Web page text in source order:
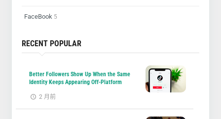
FaceBook 5
RECENT POPULAR
Better Followers Show Up When the Same
Identity Keeps Appearing Off-Platform
2 月前